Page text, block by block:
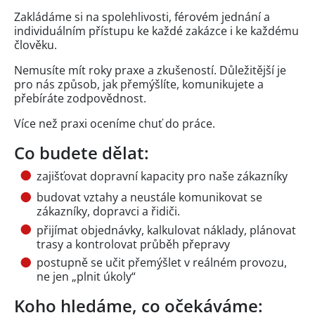
Zakládáme si na spolehlivosti, férovém jednání a
individuálním přístupu ke každé zakázce i ke každému
člověku.
Nemusíte mít roky praxe a zkušeností. Důležitější je
pro nás způsob, jak přemýšlíte, komunikujete a
přebíráte zodpovědnost.
Více než praxi oceníme chuť do práce.
Co budete dělat:
zajišťovat dopravní kapacity pro naše zákazníky
budovat vztahy a neustále komunikovat se
zákazníky, dopravci a řidiči.
přijímat objednávky, kalkulovat náklady, plánovat
trasy a kontrolovat průběh přepravy
postupně se učit přemýšlet v reálném provozu,
ne jen „plnit úkoly“
Koho hledáme, co očekáváme: